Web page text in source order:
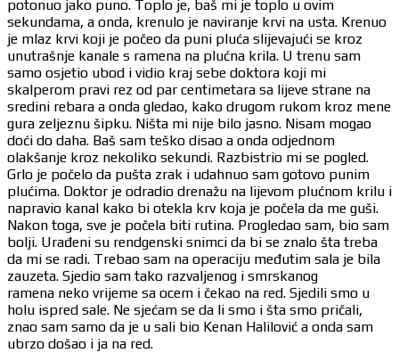
potonuo jako puno. Toplo je, baš mi je toplo u ovim
sekundama, a onda, krenulo je naviranje krvi na usta. Krenuo
je mlaz krvi koji je počeo da puni pluća slijevajući se kroz
unutrašnje kanale s ramena na plućna krila. U trenu sam
samo osjetio ubod i vidio kraj sebe doktora koji mi
skalperom pravi rez od par centimetara sa lijeve strane na
sredini rebara a onda gledao, kako drugom rukom kroz mene
gura zeljeznu šipku. Ništa mi nije bilo jasno. Nisam mogao
doći do daha. Baš sam teško disao a onda odjednom
olakšanje kroz nekoliko sekundi. Razbistrio mi se pogled.
Grlo je počelo da pušta zrak i udahnuo sam gotovo punim
plućima. Doktor je odradio drenažu na lijevom plućnom krilu i
napravio kanal kako bi otekla krv koja je počela da me guši.
Nakon toga, sve je počela biti rutina. Progledao sam, bio sam
bolji. Urađeni su rendgenski snimci da bi se znalo šta treba
da mi se radi. Trebao sam na operaciju međutim sala je bila
zauzeta. Sjedio sam tako razvaljenog i smrskanog
ramena neko vrijeme sa ocem i čekao na red. Sjedili smo u
holu ispred sale. Ne sjećam se da li smo i šta smo pričali,
znao sam samo da je u sali bio Kenan Halilović a onda sam
ubrzo došao i ja na red.